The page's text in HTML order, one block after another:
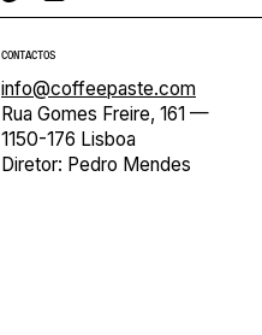
CONTACTOS
info@coffeepaste.com
Rua Gomes Freire, 161 —
1150-176 Lisboa
Diretor: Pedro Mendes